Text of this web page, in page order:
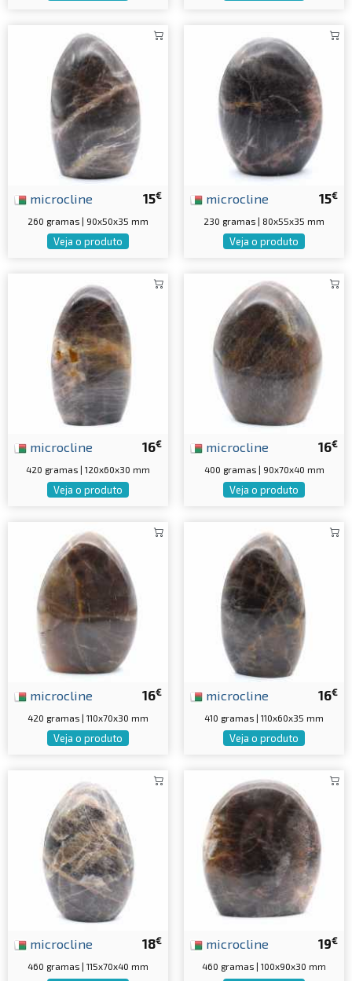
15€
microcline
260 gramas | 90x50x35 mm
Veja o produto
15€
microcline
230 gramas | 80x55x35 mm
Veja o produto
16€
microcline
420 gramas | 120x60x30 mm
Veja o produto
16€
microcline
400 gramas | 90x70x40 mm
Veja o produto
16€
microcline
420 gramas | 110x70x30 mm
Veja o produto
16€
microcline
410 gramas | 110x60x35 mm
Veja o produto
18€
microcline
460 gramas | 115x70x40 mm
19€
microcline
460 gramas | 100x90x30 mm